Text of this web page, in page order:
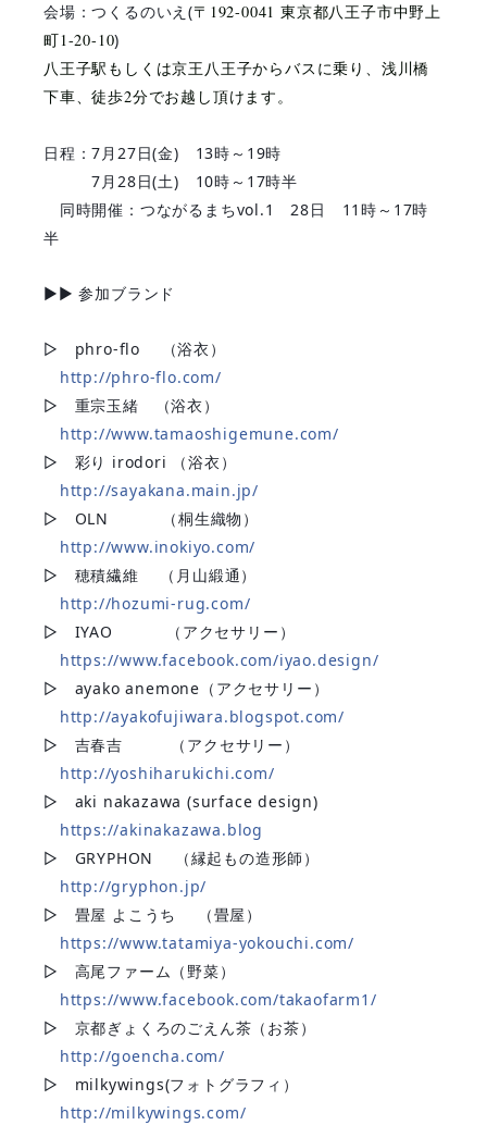
会場：つくるのいえ(〒192-0041 東京都八王子市中野上
町1-20-10)
八王子駅もしくは京王八王子からバスに乗り、浅川橋
下車、徒歩2分でお越し頂けます。
日程：7月27日(金) 13時～19時
7月28日(土) 10時～17時半
同時開催：つながるまちvol.1 28日 11時～17時
半
▶︎▶︎ 参加ブランド
▷ phro-flo （浴衣）
http://phro-flo.com/
▷ 重宗玉緒 （浴衣）
http://www.tamaoshigemune.com/
▷ 彩り irodori （浴衣）
http://sayakana.main.jp/
▷ OLN （桐生織物）
http://www.inokiyo.com/
▷ 穂積繊維 （月山緞通）
http://hozumi-rug.com/
▷ IYAO （アクセサリー）
https://www.facebook.com/iyao.design/
▷ ayako anemone（アクセサリー）
http://ayakofujiwara.blogspot.com/
▷ 吉春吉 （アクセサリー）
http://yoshiharukichi.com/
▷ aki nakazawa (surface design)
https://akinakazawa.blog
▷ GRYPHON （縁起もの造形師）
http://gryphon.jp/
▷ 畳屋 よこうち （畳屋）
https://www.tatamiya-yokouchi.com/
▷ 高尾ファーム（野菜）
https://www.facebook.com/takaofarm1/
▷ 京都ぎょくろのごえん茶（お茶）
http://goencha.com/
▷ milkywings(フォトグラフィ）
http://milkywings.com/